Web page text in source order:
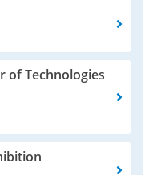
of Technologies